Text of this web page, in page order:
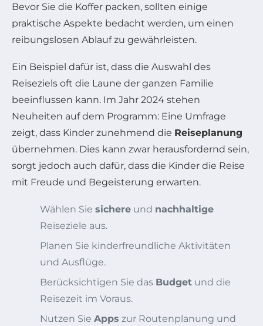
Bevor Sie die Koffer packen, sollten einige
praktische Aspekte bedacht werden, um einen
reibungslosen Ablauf zu gewährleisten.
Ein Beispiel dafür ist, dass die Auswahl des
Reiseziels oft die Laune der ganzen Familie
beeinflussen kann. Im Jahr 2024 stehen
Neuheiten auf dem Programm: Eine Umfrage
zeigt, dass Kinder zunehmend die Reiseplanung
übernehmen. Dies kann zwar herausfordernd sein,
sorgt jedoch auch dafür, dass die Kinder die Reise
mit Freude und Begeisterung erwarten.
Wählen Sie sichere und nachhaltige
Reiseziele aus.
Planen Sie kinderfreundliche Aktivitäten
und Ausflüge.
Berücksichtigen Sie das Budget und die
Reisezeit im Voraus.
Nutzen Sie Apps zur Routenplanung und